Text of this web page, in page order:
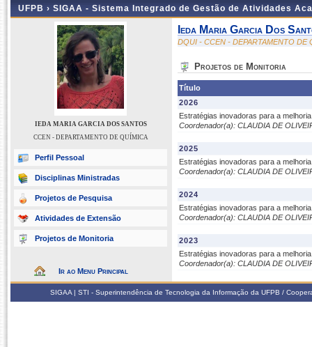
UFPB › SIGAA - Sistema Integrado de Gestão de Atividades
IEDA MARIA GARCIA DOS SANTOS
CCEN - DEPARTAMENTO DE QUÍMICA
Perfil Pessoal
Disciplinas Ministradas
Projetos de Pesquisa
Atividades de Extensão
Projetos de Monitoria
Ir ao Menu Principal
Ieda Maria Garcia Dos
DQUI - CCEN - DEPARTAMENTO DE
Projetos de Monitoria
Título
2026
Estratégias inovadoras para a
Coordenador(a): CLAUDIA DE
2025
Estratégias inovadoras para a
Coordenador(a): CLAUDIA DE
2024
Estratégias inovadoras para a
Coordenador(a): CLAUDIA DE
2023
Estratégias inovadoras para a
Coordenador(a): CLAUDIA DE
SIGAA | STI - Superintendência de Tecnologia da Informação da UFPB /